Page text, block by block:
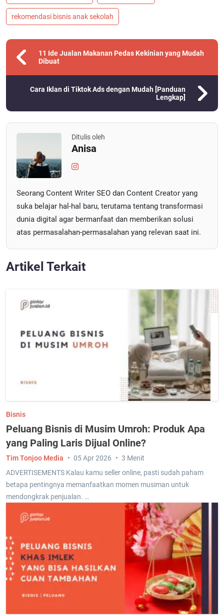
rekomendasi bisnis anak sekolah
11 Ide Jualan Makanan Pedas Kekinian yang Mudah
Dibuat
Cara Iklan di Tiktok Ads dengan Mudah [Panduan
Lengkap]
Ditulis oleh
Anisa
Seorang Content Writer SEO dan Content Creator yang
suka belajar hal-hal baru, terutama tentang transformasi
dunia digital agar bermanfaat dan memberikan solusi
atas permasalahan-permasalahan yang relevan saat ini.
Artikel Terkait
Bisnis
Peluang Bisnis di Musim Umroh: Produk Apa
yang Paling Laris Dijual Online?
ADVERTISEMENTS Kalau kamu seller online, pasti sudah paham
betapa pentingnya memanfaatkan momen musiman untuk
mendongkrak penjualan. …
Tim Tonjoo Media 05 Apr 2026 3 Menit